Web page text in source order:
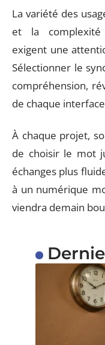
La variété des
et la complexité
exigent une
Sélectionner le
compréhension,
de chaque
À chaque projet,
de choisir le mot
échanges plus
à un numérique
viendra demain